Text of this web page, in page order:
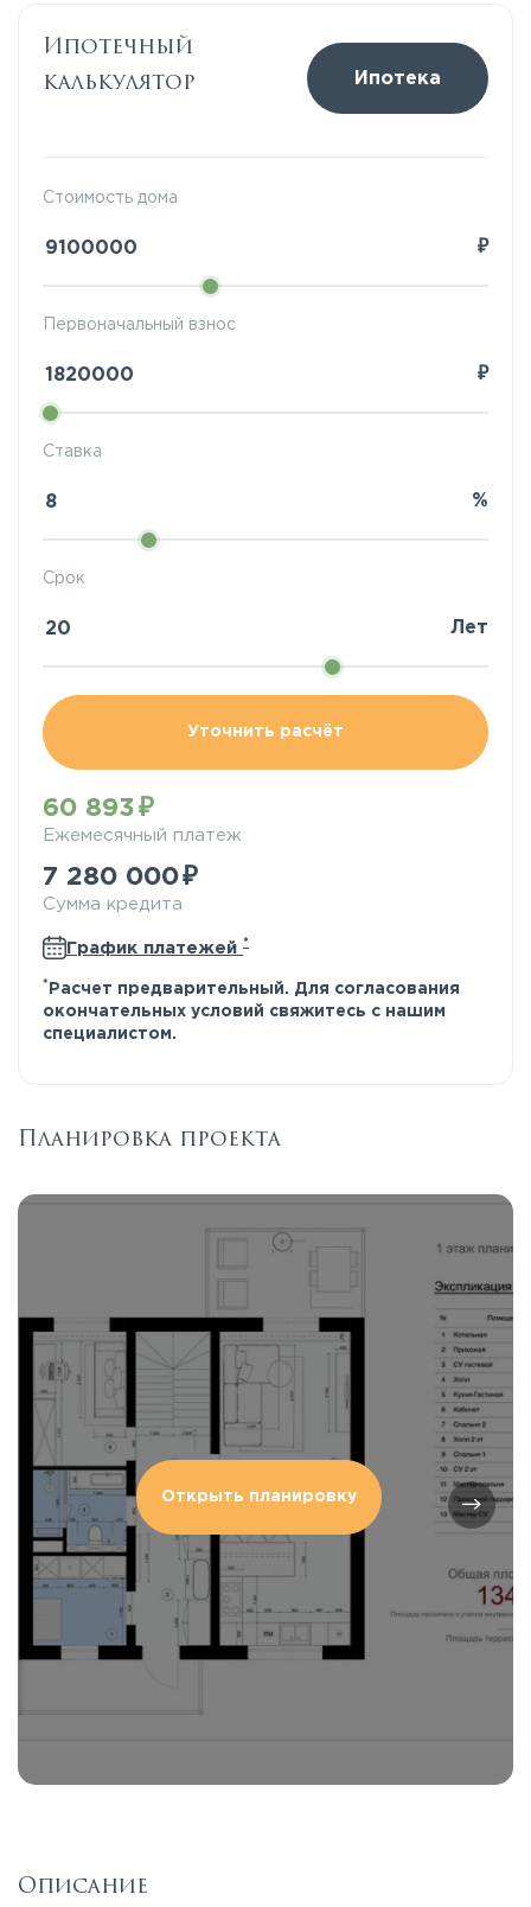
Ипотечный
калькулятор
Ипотека
Стоимость дома
₽
Ставка
%
Первоначальный взнос
₽
Срок
Лет
Уточнить расчёт
60 893
Ежемесячный платеж
7 280 000
Сумма кредита
График платежей *
* Расчет предварительный. Для согласования
окончательных условий свяжитесь с нашим
специалистом.
Планировка проекта
Открыть планировку
Описание